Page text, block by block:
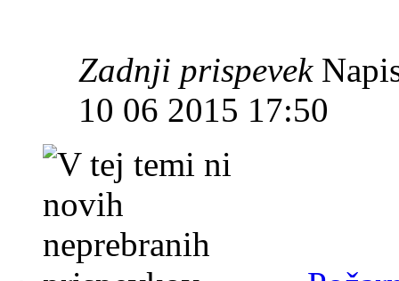
Zadnji prispevek
10 06 2015 17:50